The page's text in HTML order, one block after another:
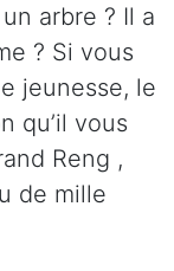
arbre ? Il a
? Si vous
jeunesse, le
qu’il vous
Reng ,
de mille